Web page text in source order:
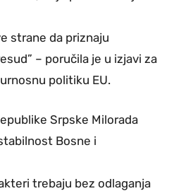
strane da priznaju
– poručila je u izjavi za
politiku EU.
Srpske Milorada
Bosne i
trebaju bez odlaganja